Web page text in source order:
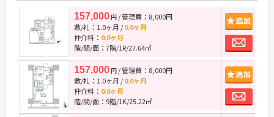
157,000円/ 管理費：8,000円
敷/礼： 1.0ヶ月 /0.0ヶ月
仲介料： 0.0ヶ月
階/間/面：7階/1R/27.64㎡
追
お
157,000円/ 管理費：8,000円
敷/礼： 1.0ヶ月 /0.0ヶ月
仲介料： 0.0ヶ月
階/間/面：9階/1K/25.22㎡
追
お